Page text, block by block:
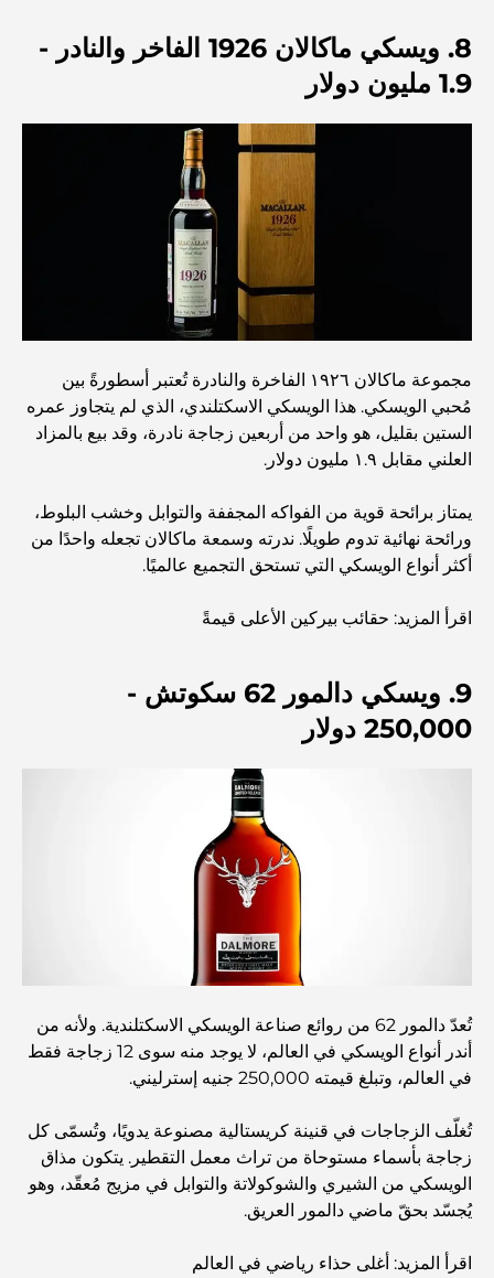
الانتقال إلى دبي من أستراليا: دليل شامل للانتقال
رحلة سفاري فاخرة ليلية في دبي: ملاذ فاخر
أغلى سيارات تسلا: الابتكار يلتقي بالأداء
مطاعم الوصل: أشهر أماكن تناول الطعام في دبي
أغنى عشر دول في العالم
أنشطة يمكنك القيام بها مع الأطفال في دبي: دليل عائلي شامل
أفضل المنتجعات الشاطئية في دبي لقضاء عطلة فاخرة
أماكن رومانسية في دبي للحظات لا تُنسى
أفضل إقامة محلية في دبي: أفضل الفنادق والمنتجعات
أفضل المطاعم لتناول غداء عمل في مركز دبي المالي العالمي
أغلى ماركات الملابس في العالم
العمارة العثمانية: إرث غني من الفن والثقافة والإمبراطورية
كيف تختار مستشارًا ماليًا في دبي؟
الطيران للمليارديرات
أغلى خواتم الخطوبة في العالم
المدارس الهندية في دبي: الدليل الأمثل للآباء
8. ويسكي ماكالان 1926 الفاخر والنادر -
1.9 مليون دولار
مجموعة ماكالان ١٩٢٦ الفاخرة والنادرة تُعتبر أسطورةً بين
مُحبي الويسكي. هذا الويسكي الاسكتلندي، الذي لم يتجاوز عمره
الستين بقليل، هو واحد من أربعين زجاجة نادرة، وقد بيع بالمزاد
العلني مقابل ١.٩ مليون دولار.
يمتاز برائحة قوية من الفواكه المجففة والتوابل وخشب البلوط،
ورائحة نهائية تدوم طويلًا. ندرته وسمعة ماكالان تجعله واحدًا من
أكثر أنواع الويسكي التي تستحق التجميع عالميًا.
اقرأ المزيد: حقائب بيركين الأعلى قيمةً
9. ويسكي دالمور 62 سكوتش -
250,000 دولار
تُعدّ دالمور 62 من روائع صناعة الويسكي الاسكتلندية. ولأنه من
أندر أنواع الويسكي في العالم، لا يوجد منه سوى 12 زجاجة فقط
في العالم، وتبلغ قيمته 250,000 جنيه إسترليني.
تُغلّف الزجاجات في قنينة كريستالية مصنوعة يدويًا، وتُسمّى كل
زجاجة بأسماء مستوحاة من تراث معمل التقطير. يتكون مذاق
الويسكي من الشيري والشوكولاتة والتوابل في مزيج مُعقّد، وهو
يُجسّد بحقّ ماضي دالمور العريق.
اقرأ المزيد: أغلى حذاء رياضي في العالم